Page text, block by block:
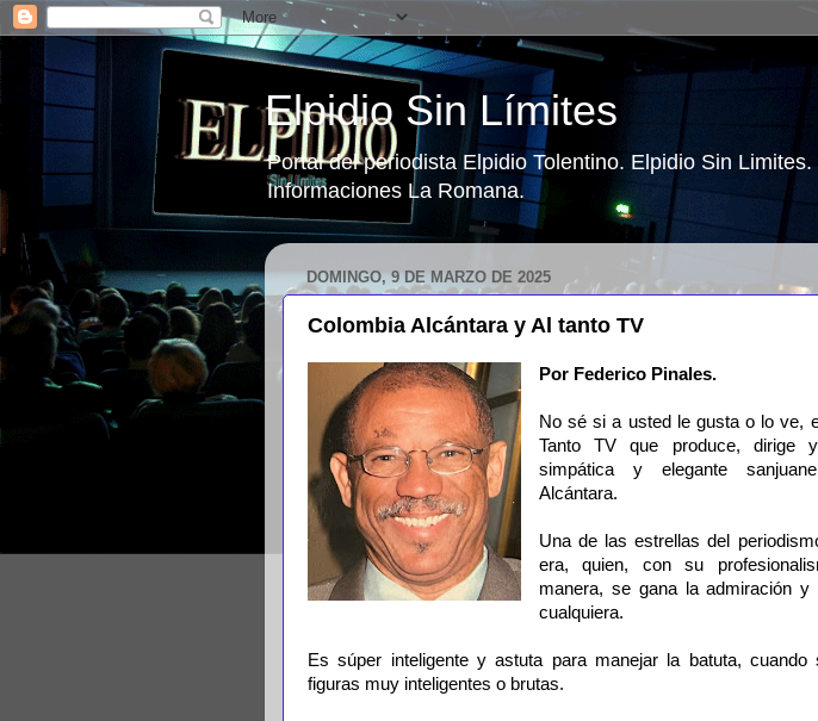
Elpidio Sin Límites
Portal del periodista Elpidio Tolentino. Elpidio Sin
Informaciones La Romana.
DOMINGO, 9 DE MARZO DE 2025
Colombia Alcántara y Al tanto TV
Por Federico Pinales.
No sé si a usted le gusta o lo ve,
Tanto TV que produce, dirige
simpática y elegante
Alcántara.
Una de las estrellas del
era, quien, con su
manera, se gana la admiración y
cualquiera.
Es súper inteligente y astuta para manejar la batuta, cuando
figuras muy inteligentes o brutas.